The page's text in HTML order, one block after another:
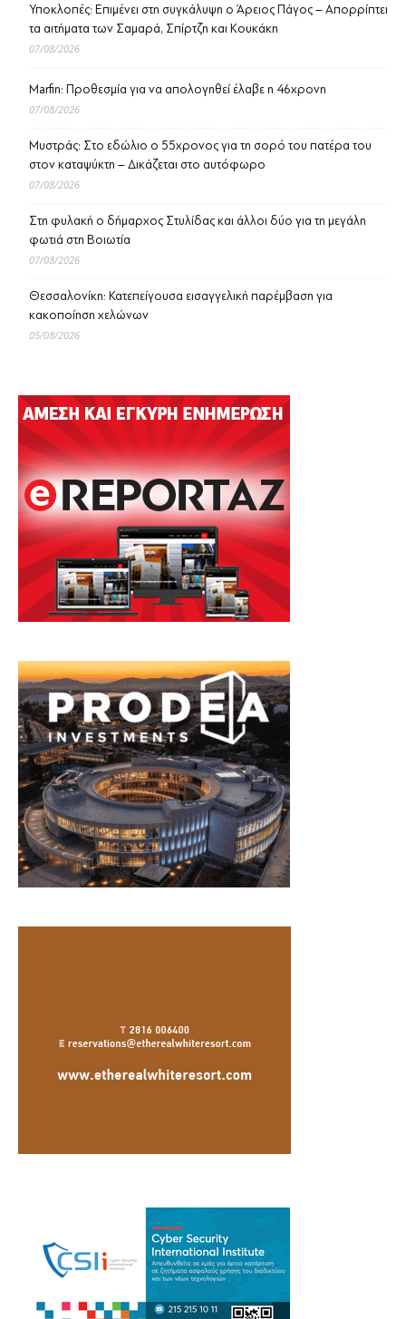
Υποκλοπές: Επιμένει στη συγκάλυψη ο Άρειος Πάγος – Απορρίπτει
τα αιτήματα των Σαμαρά, Σπίρτζη και Κουκάκη
07/08/2026
Marfin: Προθεσμία για να απολογηθεί έλαβε η 46χρονη
07/08/2026
Μυστράς: Στο εδώλιο ο 55χρονος για τη σορό του πατέρα του
στον καταψύκτη – Δικάζεται στο αυτόφωρο
07/08/2026
Στη φυλακή ο δήμαρχος Στυλίδας και άλλοι δύο για τη μεγάλη
φωτιά στη Βοιωτία
07/08/2026
Θεσσαλονίκη: Κατεπείγουσα εισαγγελική παρέμβαση για
κακοποίηση χελώνων
05/08/2026